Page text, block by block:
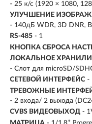
- 25 к/с (1920 × 1080,
УЛУЧШЕНИЕ
- 140дБ WDR, 3D DNR,
RS-485 - 1
КНОПКА СБРОСА
ЛОКАЛЬНОЕ
- Слот для microSD/
СЕТЕВОЙ ИНТЕРФЕЙС -
ТРЕВОЖНЫЕ
- 2 входа/ 2 выхода
CVBS ВИДЕОВЫХОД -